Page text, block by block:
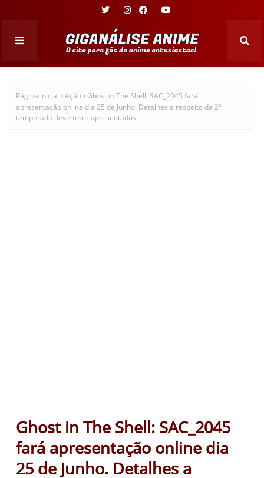
Página inicial Ação
Ghost in The Shell: SAC_2045 fará
apresentação online dia 25 de Junho. Detalhes a respeito da 2ª
temporada devem ser apresentados!
Ghost in The Shell: SAC_2045
fará apresentação online dia
25 de Junho. Detalhes a